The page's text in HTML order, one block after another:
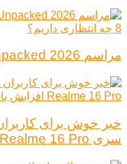
مراسم Galaxy Unpacked 2026
خبر خوش برای
سری Realme 16 Pro افزایش یافت